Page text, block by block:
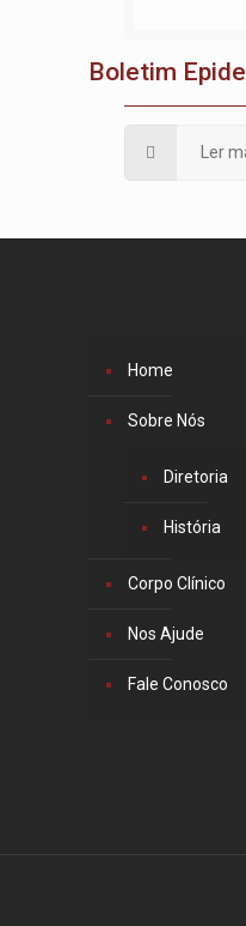
Boletim
Ler
Home
Sobre Nós
Diretoria
História
Corpo Clínico
Nos Ajude
Fale Conosco